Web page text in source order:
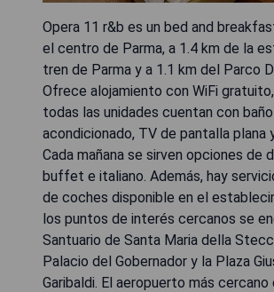
Opera 11 r&b es un bed and
el centro de Parma, a 1.4 km de la
tren de Parma y a 1.1 km del Parco
Ofrece alojamiento con WiFi
todas las unidades cuentan con
acondicionado, TV de pantalla plana
Cada mañana se sirven opciones de
buffet e italiano. Además, hay
de coches disponible en el
los puntos de interés cercanos se
Santuario de Santa Maria della
Palacio del Gobernador y la Plaza
Garibaldi. El aeropuerto más cercano